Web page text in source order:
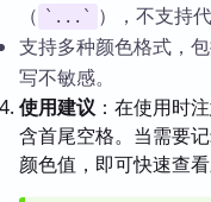
（
`...` ），不支持
支持多种颜色格式，
写不敏感。
使用建议 ：在使用时
含首尾空格。当需要
颜色值，即可快速查看